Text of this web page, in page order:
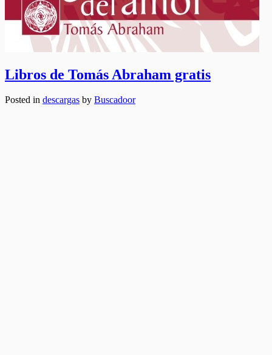
Libros de Tomás Abraham gratis
Posted in descargas by Buscadoor